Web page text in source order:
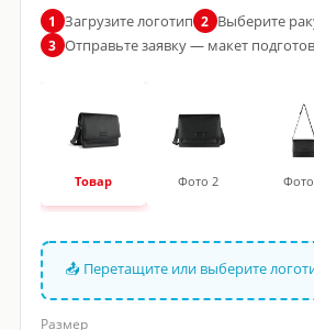
1 Загрузите логотип 2 Выберите
3 Отправьте заявку — макет
Товар Фото 2
📤 Перетащите или выберите
Размер